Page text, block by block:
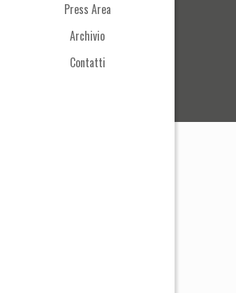
Press Area
Archivio
Contatti